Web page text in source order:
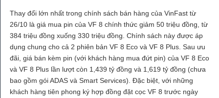
Thay đổi lớn nhất trong chính sách bán hàng của VinFast từ
26/10 là giá mua pin của VF 8 chính thức giảm 50 triệu đồng, từ
384 triệu đồng xuống 330 triệu đồng. Chính sách này được áp
dụng chung cho cả 2 phiên bản VF 8 Eco và VF 8 Plus. Sau ưu
đãi, giá bán kèm pin (với khách hàng mua đứt pin) của VF 8 Eco
và VF 8 Plus lần lượt còn 1,439 tỷ đồng và 1,619 tỷ đồng (chưa
bao gồm gói ADAS và Smart Services). Đặc biệt, với những
khách hàng tiên phong ký hợp đồng đặt cọc VF 8 trước ngày